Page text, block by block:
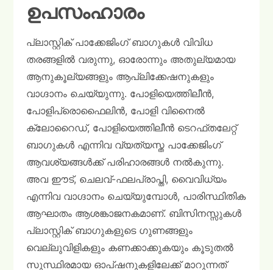
ഉപസംഹാരം
പ്ലാസ്റ്റിക് പാക്കേജിംഗ് ബാഗുകൾ വിവിധ
തരങ്ങളിൽ വരുന്നു, ഓരോന്നും അതുല്യമായ
ആനുകൂല്യങ്ങളും ആപ്ലിക്കേഷനുകളും
വാഗ്ദാനം ചെയ്യുന്നു. പോളിയെത്തിലീൻ,
പോളിപ്രൊഫൈലിൻ, പോളി വിനൈൽ
ക്ലോറൈഡ്, പോളിയെത്തിലീൻ ടെറഫ്തലേറ്റ്
ബാഗുകൾ എന്നിവ വ്യത്യസ്ത പാക്കേജിംഗ്
ആവശ്യങ്ങൾക്ക് പരിഹാരങ്ങൾ നൽകുന്നു.
അവ ഈട്, ചെലവ്-ഫലപ്രാപ്തി, വൈവിധ്യം
എന്നിവ വാഗ്ദാനം ചെയ്യുമ്പോൾ, പാരിസ്ഥിതിക
ആഘാതം ആശങ്കാജനകമാണ്. ബിസിനസ്സുകൾ
പ്ലാസ്റ്റിക് ബാഗുകളുടെ ഗുണങ്ങളും
വെല്ലുവിളികളും കണക്കാക്കുകയും കൂടുതൽ
സുസ്ഥിരമായ ഓപ്ഷനുകളിലേക്ക് മാറുന്നത്